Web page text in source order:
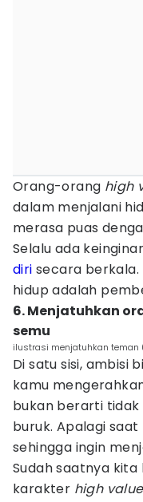
Orang-orang high
dalam menjalani
merasa puas
Selalu ada
diri secara berkala.
hidup adalah
6. Menjatuhkan
semu
ilustrasi menjatuhkan teman
Di satu sisi, ambisi
kamu
bukan berarti tidak
buruk. Apalagi
sehingga ingin
Sudah saatnya
karakter high value